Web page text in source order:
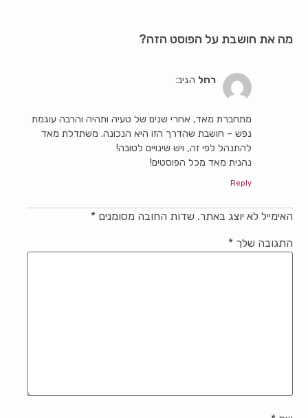
מה את חושבת על הפוסט הזה?
רחל הגיב:
מתחברת מאד, אחרי שנים של טעיה ותהיה והרבה עוגמת
נפש – חושבת שהדרך הזו היא הנכונה. משתדלת מאד
להתנהל לפי זה, ויש שינויים לטובה!
נהנית מאד מכל הפוסטים!
Reply
האימייל לא יוצג באתר. שדות החובה מסומנים*
התגובה שלך*